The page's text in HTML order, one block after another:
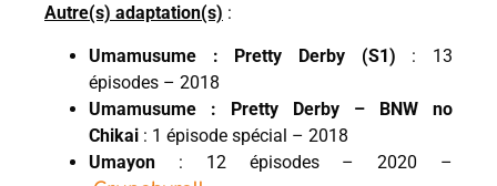
Autre(s) adaptation(s) :
Umamusume : Pretty Derby (S1) : 13
épisodes – 2018
Umamusume : Pretty Derby – BNW no
Chikai : 1 épisode spécial – 2018
Umayon : 12 épisodes – 2020 –